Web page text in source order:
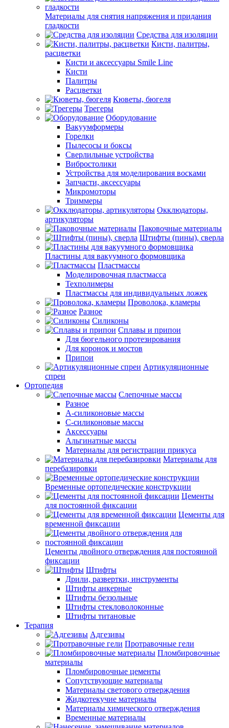
Материалы для снятия напряжения и придания
гладкости
Средства для изоляции
Кисти, палитры,
расцветки
Кисти и аксессуары Smile Line
Кисти
Палитры
Расцветки
Кюветы, бюгеля
Трегеры
Оборудование
Вакуумформеры
Горелки
Пылесосы и боксы
Сверлильные устройства
Вибростолики
Устройства для моделирования восками
Запчасти, аксессуары
Микромоторы
Триммеры
Окклюдаторы,
артикуляторы
Паковочные материалы
Штифты (пины), сверла
Пластины для вакуумного формовщика
Пластмассы
Моделировочная пластмасса
Техполимеры
Пластмассы для индивидуальных ложек
Проволока, кламеры
Разное
Силиконы
Сплавы и припои
Для бюгельного протезирования
Для коронок и мостов
Припои
Артикуляционные
спреи
Ортопедия
Слепочные массы
Разное
А-силиконовые массы
С-силиконовые массы
Аксессуары
Альгинатные массы
Материалы для регистрации прикуса
Материалы для
перебазировки
Временные ортопедические конструкции
Цементы
для постоянной фиксации
Цементы для
временной фиксации
Цементы двойного отверждения для постоянной
фиксации
Штифты
Дрили, развертки, инструменты
Штифты анкерные
Штифты беззольные
Штифты стекловолоконные
Штифты титановые
Терапия
Адгезивы
Протравочные гели
Пломбировочные
материалы
Пломбировочные цементы
Сопутствующие материалы
Материалы светового отверждения
Жидкотекучие материалы
Материалы химического отверждения
Временные материалы